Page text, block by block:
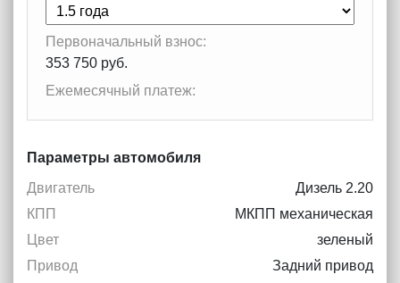
Первоначальный взнос:
353 750 руб.
Ежемесячный платеж:
Параметры автомобиля
Двигатель
Дизель 2.20
КПП
МКПП механическая
Цвет
зеленый
Привод
Задний привод